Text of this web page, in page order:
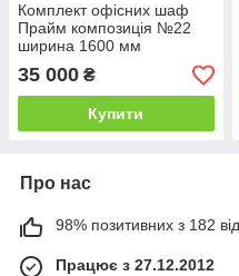
Комплект офісних шаф
Прайм композиція №22
ширина 1600 мм
(MConcept-ТМ)
35 000 ₴
Купити
Про нас
98% позитивних з 182
Працює з 27.12.2012